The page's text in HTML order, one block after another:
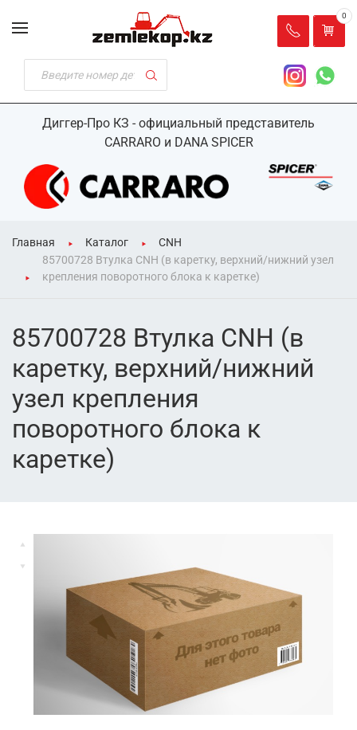
Диггер-Про КЗ - официальный представитель
CARRARO и DANA SPICER
0
Главная Каталог
CNH
85700728 Втулка CNH (в каретку, верхний/нижний узел
крепления поворотного блока к каретке)
85700728 Втулка CNH (в
каретку, верхний/нижний
узел крепления
поворотного блока к
каретке)